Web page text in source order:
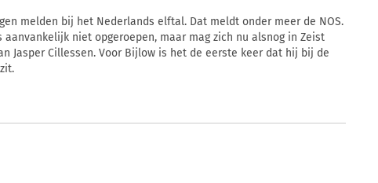
melden bij het Nederlands elftal. Dat meldt onder meer de NOS.
aanvankelijk niet opgeroepen, maar mag zich nu alsnog in Zeist
Jasper Cillessen. Voor Bijlow is het de eerste keer dat hij bij de